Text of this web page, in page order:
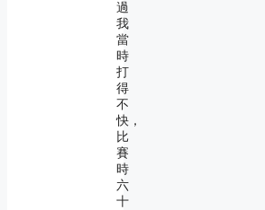
過
我
當
時
打
得
不
快，
比
賽
時
六
十